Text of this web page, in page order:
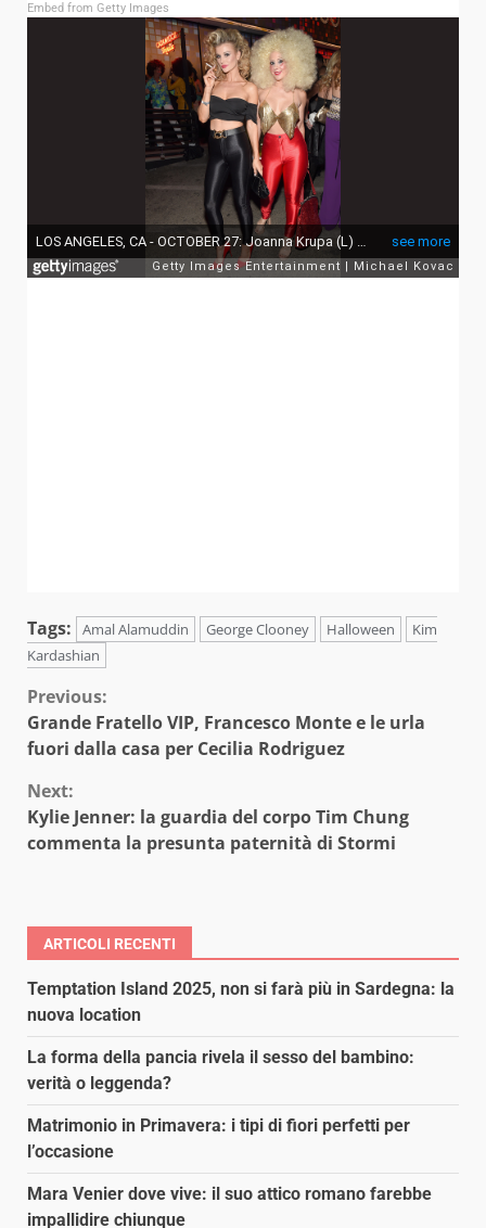
Embed from Getty Images
Tags: Amal Alamuddin George Clooney Halloween
Kim
Kardashian
Continue
Reading
Previous:
Grande Fratello VIP, Francesco Monte e le urla
fuori dalla casa per Cecilia Rodriguez
Next:
Kylie Jenner: la guardia del corpo Tim Chung
commenta la presunta paternità di Stormi
ARTICOLI RECENTI
Temptation Island 2025, non si farà più in Sardegna: la
nuova location
La forma della pancia rivela il sesso del bambino:
verità o leggenda?
Matrimonio in Primavera: i tipi di fiori perfetti per
l’occasione
Mara Venier dove vive: il suo attico romano farebbe
impallidire chiunque